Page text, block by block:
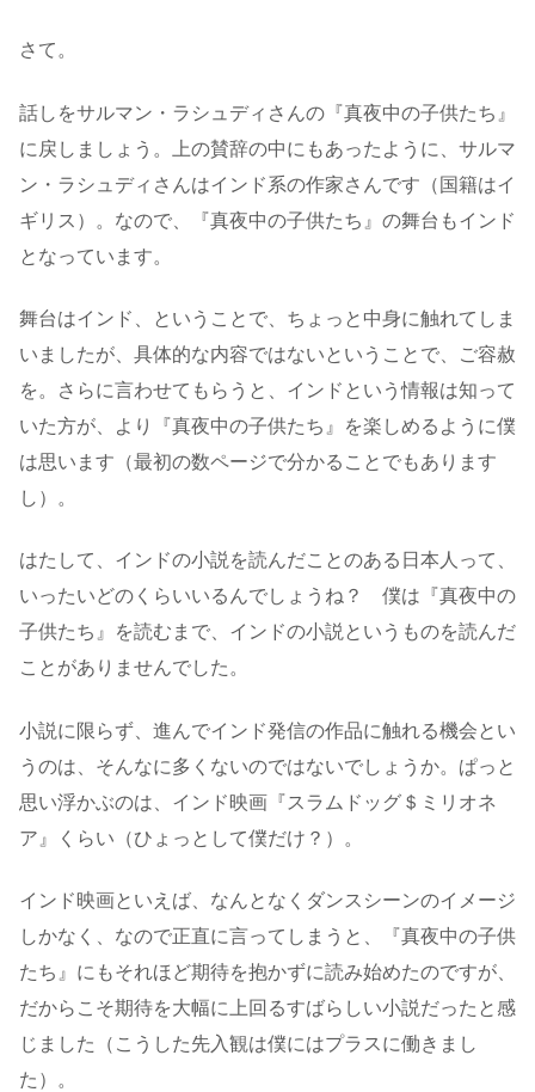
さて。
話しをサルマン・ラシュディさんの『真夜中の子供たち』
に戻しましょう。上の賛辞の中にもあったように、サルマ
ン・ラシュディさんはインド系の作家さんです（国籍はイ
ギリス）。なので、『真夜中の子供たち』の舞台もインド
となっています。
舞台はインド、ということで、ちょっと中身に触れてしま
いましたが、具体的な内容ではないということで、ご容赦
を。さらに言わせてもらうと、インドという情報は知って
いた方が、より『真夜中の子供たち』を楽しめるように僕
は思います（最初の数ページで分かることでもあります
し）。
はたして、インドの小説を読んだことのある日本人って、
いったいどのくらいいるんでしょうね？ 僕は『真夜中の
子供たち』を読むまで、インドの小説というものを読んだ
ことがありませんでした。
小説に限らず、進んでインド発信の作品に触れる機会とい
うのは、そんなに多くないのではないでしょうか。ぱっと
思い浮かぶのは、インド映画『スラムドッグ＄ミリオネ
ア』くらい（ひょっとして僕だけ？）。
インド映画といえば、なんとなくダンスシーンのイメージ
しかなく、なので正直に言ってしまうと、『真夜中の子供
たち』にもそれほど期待を抱かずに読み始めたのですが、
だからこそ期待を大幅に上回るすばらしい小説だったと感
じました（こうした先入観は僕にはプラスに働きまし
た）。